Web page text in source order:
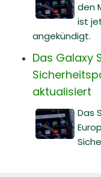
den
ist
angekündigt.
Das Galaxy
aktualisiert
Das